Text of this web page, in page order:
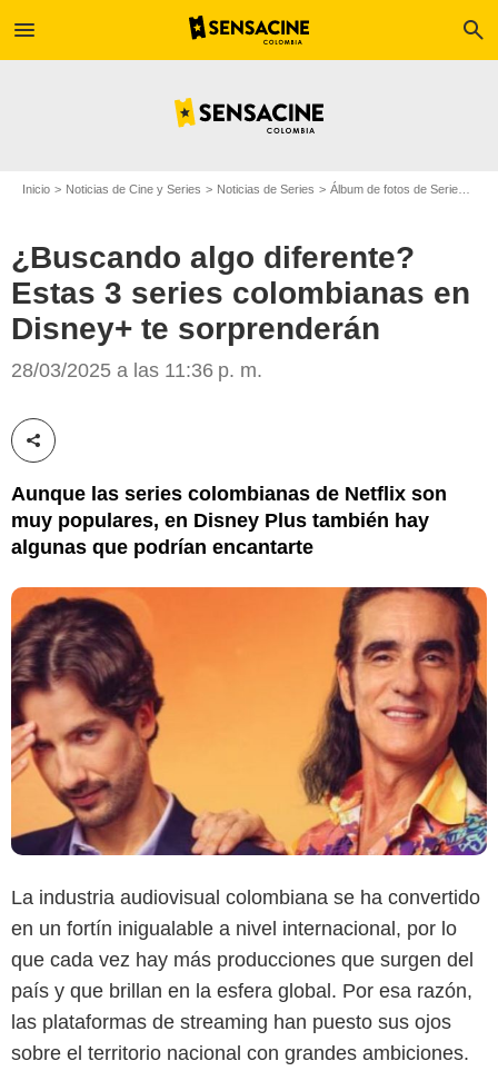
menu search
Inicio Noticias de Cine y Series Noticias de Series Álbum de fotos de Serie
¿Buscando algo diferente?
Estas 3 series colombianas en
Disney+ te sorprenderán
28/03/2025 a las 11:36 p. m.
Compartir esta noticia
Aunque las series colombianas de Netflix son
muy populares, en Disney Plus también hay
algunas que podrían encantarte
Disney Plus
La industria audiovisual colombiana se ha convertido
en un fortín inigualable a nivel internacional, por lo
que cada vez hay más producciones que surgen del
país y que brillan en la esfera global. Por esa razón,
las plataformas de streaming han puesto sus ojos
sobre el territorio nacional con grandes ambiciones.
Disney Plus